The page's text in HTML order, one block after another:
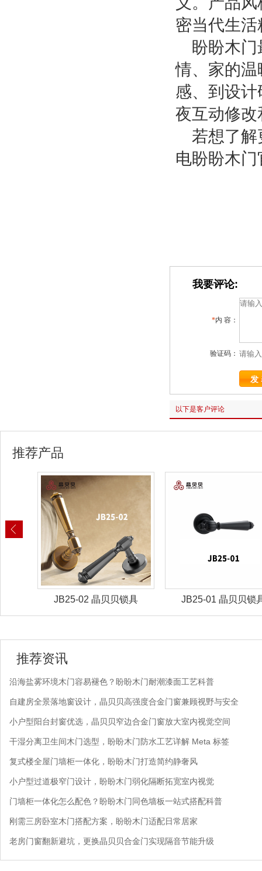
密当代生
盼盼木
情、家的
感、到设
夜互动修
若想了解
电盼盼木
我要评论:
*内 容：
验证码：
以下是客户评论
推荐产品
JB25-02 晶贝贝锁具 JB25-01 晶贝贝锁
推荐资讯
沿海盐雾环境木门容易褪色？盼盼木门耐潮漆面工艺科普
自建房全景落地窗设计，晶贝贝高强度合金门窗兼顾视野与安全
小户型阳台封窗优选，晶贝贝窄边合金门窗放大室内视觉空间
干湿分离卫生间木门选型，盼盼木门防水工艺详解 Meta 标签
复式楼全屋门墙柜一体化，盼盼木门打造简约静奢风
小户型过道极窄门设计，盼盼木门弱化隔断拓宽室内视觉
门墙柜一体化怎么配色？盼盼木门同色墙板一站式搭配科普
刚需三房卧室木门搭配方案，盼盼木门适配日常居家
老房门窗翻新避坑，更换晶贝贝合金门实现隔音节能升级